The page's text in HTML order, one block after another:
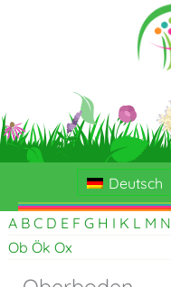
Deutsch
A B C D E F G H I K L M N
Ob Ök Ox